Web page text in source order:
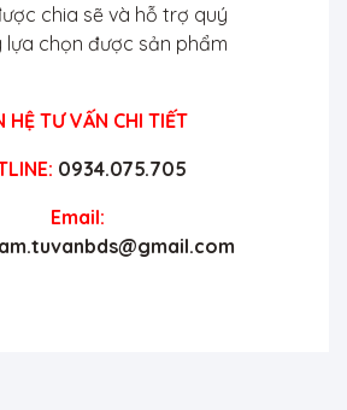
chia sẽ và hỗ trợ quý
lựa chọn được sản phẩm
HỆ TƯ VẤN CHI TIẾT
0934.075.705
Email: